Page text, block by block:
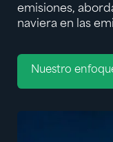
emisiones,
naviera en las
Nuestro